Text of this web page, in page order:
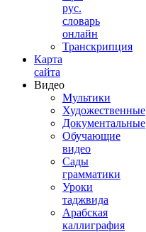
рус.
словарь
онлайн
Транскрипция
Карта
сайта
Видео
Мультики
Художественные
Документальные
Обучающие
видео
Сады
грамматики
Уроки
таджвида
Арабская
каллиграфия